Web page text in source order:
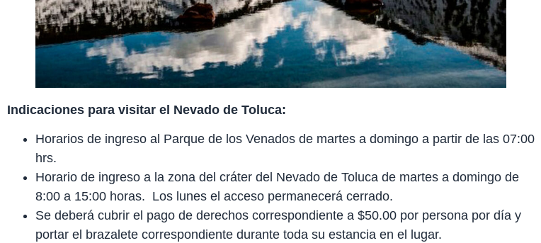
Indicaciones para visitar el Nevado de Toluca:
Horarios de ingreso al Parque de los Venados de martes a domingo a partir de las 07:00
hrs.
Horario de ingreso a la zona del cráter del Nevado de Toluca de martes a domingo de
8:00 a 15:00 horas. Los lunes el acceso permanecerá cerrado.
Se deberá cubrir el pago de derechos correspondiente a $50.00 por persona por día y
portar el brazalete correspondiente durante toda su estancia en el lugar.